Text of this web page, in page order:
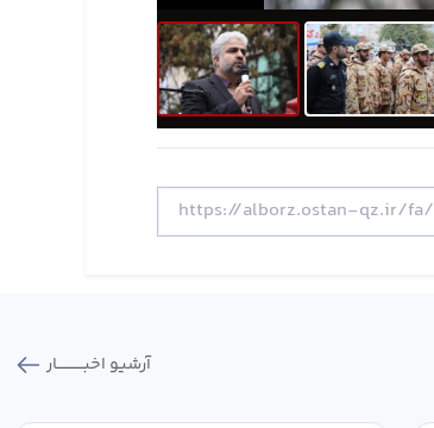
آرشیو اخبـــــــــــار